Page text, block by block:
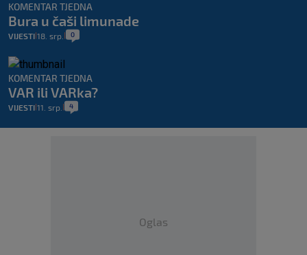
KOMENTAR TJEDNA
Bura u čaši limunade
VIJESTI 18. srp. 0
KOMENTAR TJEDNA
VAR ili VARka?
VIJESTI 11. srp. 4
Oglas